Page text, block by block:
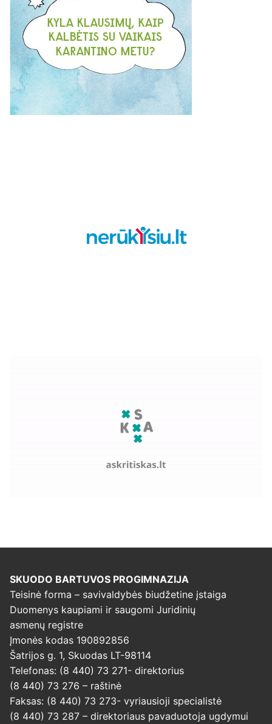
SKUODO BARTUVOS PROGIMNAZIJA
Teisinė forma – savivaldybės biudžetine įstaiga
Duomenys kaupiami ir saugomi Juridinių
asmenų registre
Įmonės kodas 190892856
Šatrijos g. 1, Skuodas LT-98114
Telefonas: (8 440) 73 271- direktorius
(8 440) 73 276 – raštinė
Faksas: (8 440) 73 273- vyriausioji specialistė
(8 440) 73 287 – direktoriaus pavaduotoja ugdymui